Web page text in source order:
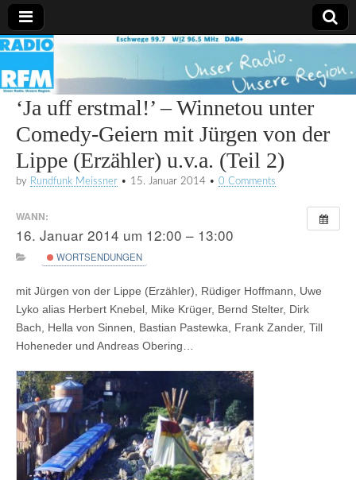
Radio
RFM
‘Ja uff erstmal!’ – Winnetou unter
Comedy-Geiern mit Jürgen von der
Lippe (Erzähler) u.v.a. (Teil 2)
by Rundfunk Meissner • 15. Januar 2014 • 0 Comments
WANN:
16. Januar 2014 um 12:00 – 13:00
WORTSENDUNGEN
mit Jürgen von der Lippe (Erzähler) , Rüdiger Hoffmann, Uwe
Lyko alias Herbert Knebel, Mike Krüger, Bernd Stelter, Dirk
Bach, Hella von Sinnen, Bastian Pastewka, Frank Zander, Till
Hoheneder und Andreas Obering…